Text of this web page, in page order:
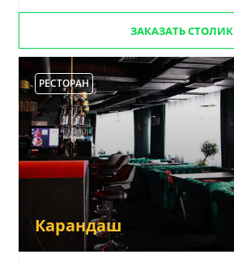
ЗАКАЗАТЬ СТОЛИК
РЕСТОРАН
Карандаш